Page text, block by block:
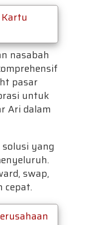
nasabah
pasar
untuk
Ari dalam
yang
swap,
cepat.